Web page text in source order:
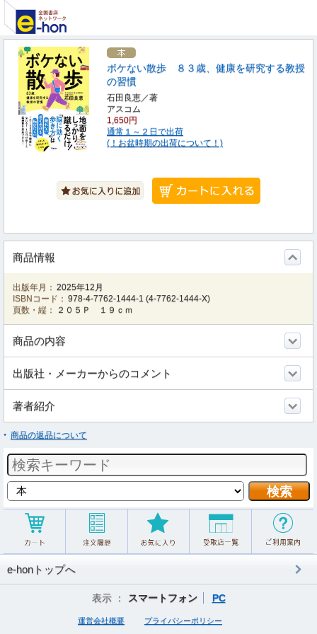
ボケない散歩 ８３歳、健康を研究する教授
の習慣
石田良恵／著
アスコム
1,650円
通常１～２日で出荷
(！お盆時期の出荷について！)
商品情報
出版年月： 2025年12月
ISBNコード： 978-4-7762-1444-1 (4-7762-1444-X)
頁数・縦：
２０５Ｐ １９ｃｍ
商品の内容
出版社・メーカーからのコメント
著者紹介
商品の返品について
e-honトップへ
表示 ： スマートフォン PC
運営会社概要 プライバシーポリシー